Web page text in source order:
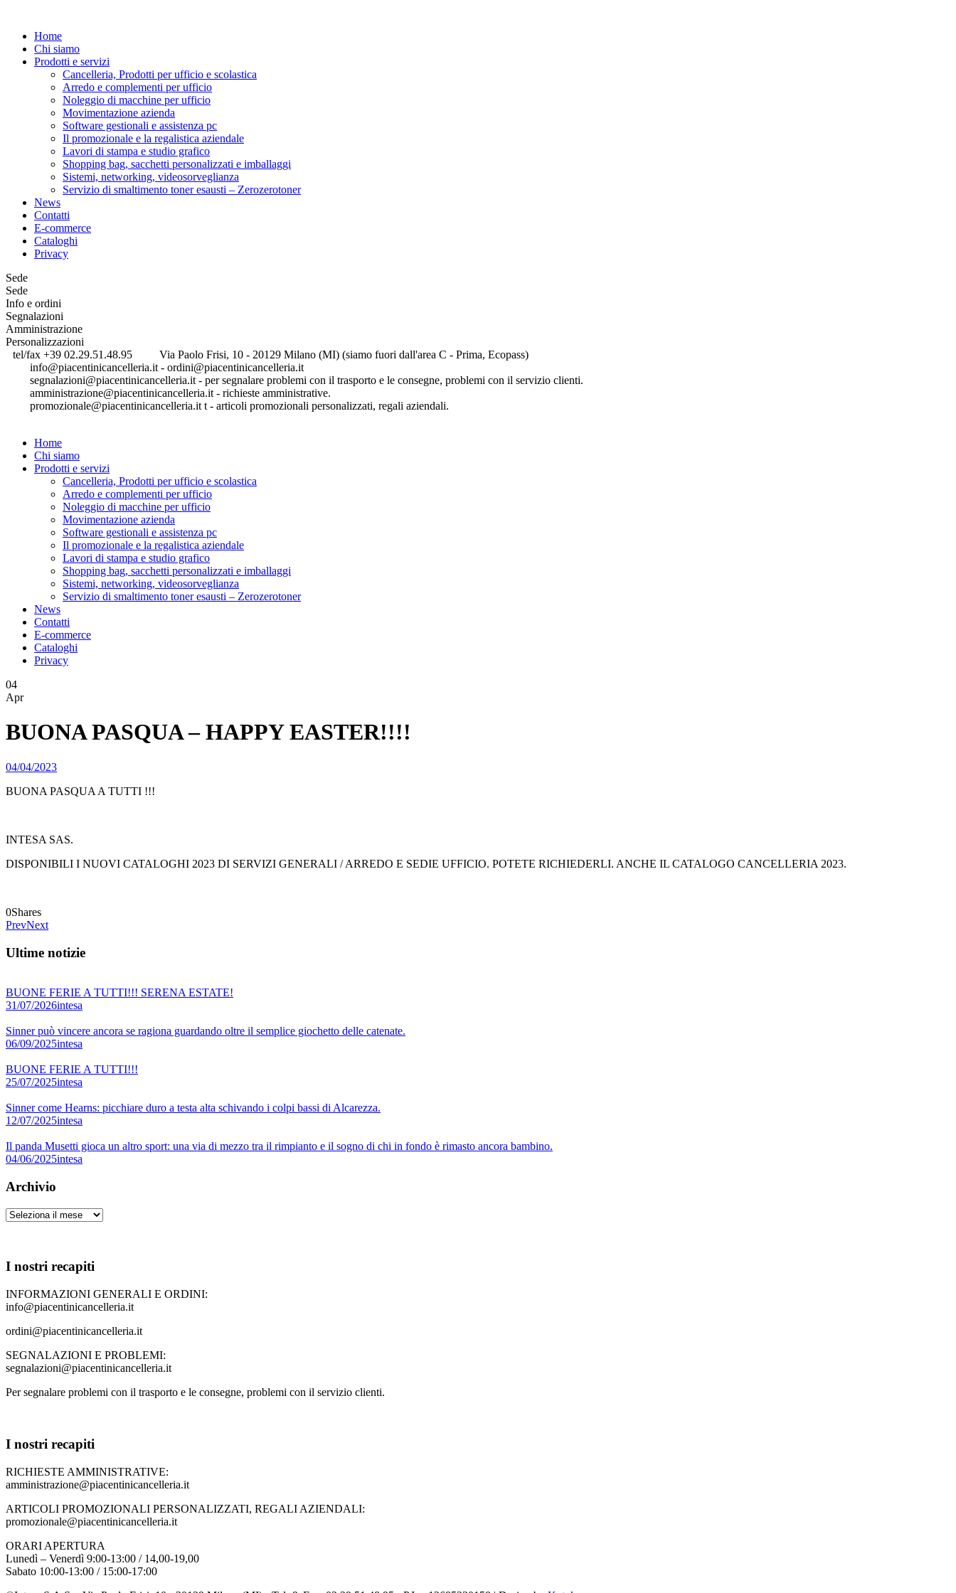
Home
Chi siamo
Prodotti e servizi
Cancelleria, Prodotti per ufficio e scolastica
Arredo e complementi per ufficio
Noleggio di macchine per ufficio
Movimentazione azienda
Software gestionali e assistenza pc
Il promozionale e la regalistica aziendale
Lavori di stampa e studio grafico
Shopping bag, sacchetti personalizzati e imballaggi
Sistemi, networking, videosorveglianza
Servizio di smaltimento toner esausti – Zerozerotoner
News
Contatti
E-commerce
Cataloghi
Privacy
Sede
Sede
Info e ordini
Segnalazioni
Amministrazione
Personalizzazioni
tel/fax +39 02.29.51.48.95
Via Paolo Frisi, 10 - 20129 Milano (MI) (siamo fuori dall'area C - Prima, Ecopass)
info@piacentinicancelleria.it - ordini@piacentinicancelleria.it
segnalazioni@piacentinicancelleria.it - per segnalare problemi con il trasporto e le consegne, problemi con il servizio clienti.
amministrazione@piacentinicancelleria.it - richieste amministrative.
promozionale@piacentinicancelleria.it t - articoli promozionali personalizzati, regali aziendali.
Home
Chi siamo
Prodotti e servizi
Cancelleria, Prodotti per ufficio e scolastica
Arredo e complementi per ufficio
Noleggio di macchine per ufficio
Movimentazione azienda
Software gestionali e assistenza pc
Il promozionale e la regalistica aziendale
Lavori di stampa e studio grafico
Shopping bag, sacchetti personalizzati e imballaggi
Sistemi, networking, videosorveglianza
Servizio di smaltimento toner esausti – Zerozerotoner
News
Contatti
E-commerce
Cataloghi
Privacy
04
Apr
BUONA PASQUA – HAPPY EASTER!!!!
04/04/2023
BUONA PASQUA A TUTTI !!!
INTESA SAS.
DISPONIBILI I NUOVI CATALOGHI 2023 DI SERVIZI GENERALI / ARREDO E SEDIE UFFICIO. POTETE RICHIEDERLI. ANCHE IL CATALOGO CANCELLERIA 2023.
0Shares
PrevNext
Ultime notizie
BUONE FERIE A TUTTI!!! SERENA ESTATE!
31/07/2026intesa
Sinner può vincere ancora se ragiona guardando oltre il semplice giochetto delle catenate.
06/09/2025intesa
BUONE FERIE A TUTTI!!!
25/07/2025intesa
Sinner come Hearns: picchiare duro a testa alta schivando i colpi bassi di Alcarezza.
12/07/2025intesa
Il panda Musetti gioca un altro sport: una via di mezzo tra il rimpianto e il sogno di chi in fondo è rimasto ancora bambino.
04/06/2025intesa
Archivio
Archivio
I nostri recapiti
INFORMAZIONI GENERALI E ORDINI:
info@piacentinicancelleria.it
ordini@piacentinicancelleria.it
SEGNALAZIONI E PROBLEMI:
segnalazioni@piacentinicancelleria.it
Per segnalare problemi con il trasporto e le consegne, problemi con il servizio clienti.
I nostri recapiti
RICHIESTE AMMINISTRATIVE:
amministrazione@piacentinicancelleria.it
ARTICOLI PROMOZIONALI PERSONALIZZATI, REGALI AZIENDALI:
promozionale@piacentinicancelleria.it
ORARI APERTURA
Lunedì – Venerdì 9:00-13:00 / 14,00-19,00
Sabato 10:00-13:00 / 15:00-17:00